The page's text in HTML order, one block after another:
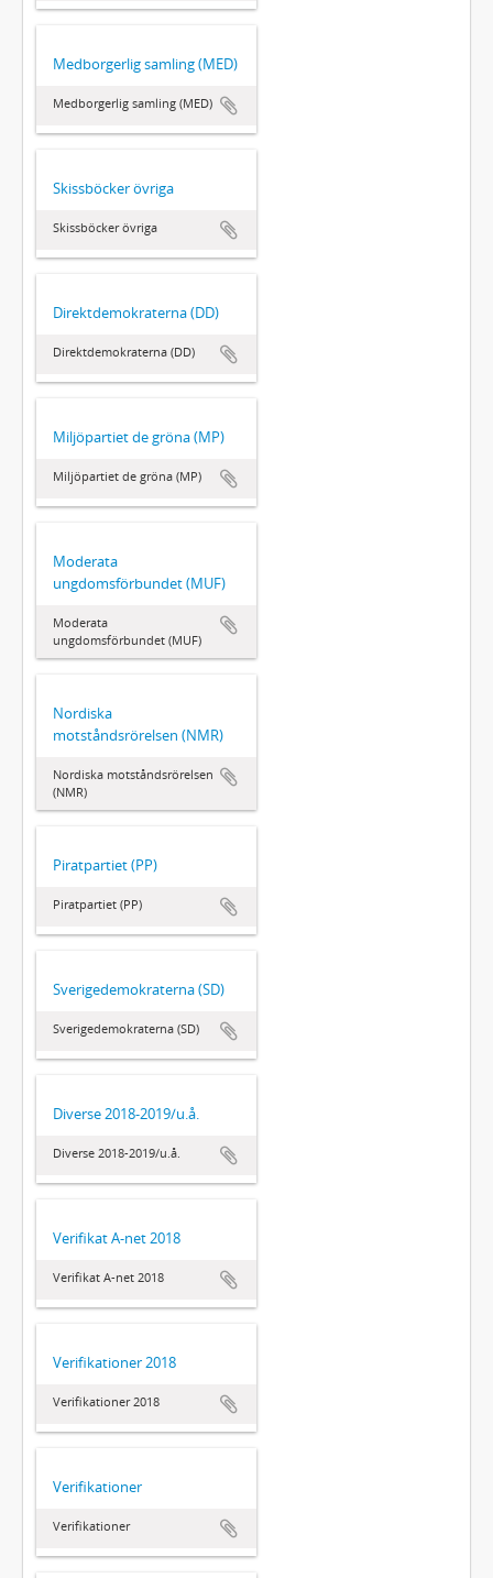
Medborgerlig samling (MED)
Medborgerlig samling (MED)
Skissböcker övriga
Skissböcker övriga
Direktdemokraterna (DD)
Direktdemokraterna (DD)
Miljöpartiet de gröna (MP)
Miljöpartiet de gröna (MP)
Moderata
ungdomsförbundet (MUF)
Moderata
ungdomsförbundet (MUF)
Nordiska
motståndsrörelsen (NMR)
Nordiska motståndsrörelsen
(NMR)
Piratpartiet (PP)
Piratpartiet (PP)
Sverigedemokraterna (SD)
Sverigedemokraterna (SD)
Diverse 2018-2019/u.å.
Diverse 2018-2019/u.å.
Verifikat A-net 2018
Verifikat A-net 2018
Verifikationer 2018
Verifikationer 2018
Verifikationer
Verifikationer